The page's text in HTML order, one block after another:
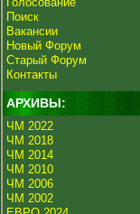
Поиск
Вакансии
Новый Форум
Старый Форум
Контакты
АРХИВЫ:
ЧМ 2022
ЧМ 2018
ЧМ 2014
ЧМ 2010
ЧМ 2006
ЧМ 2002